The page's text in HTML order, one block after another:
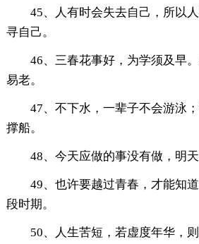
45、人有时会失去自己，所以
寻自己。
46、三春花事好，为学须及早
易老。
47、不下水，一辈子不会游泳
撑船。
48、今天应做的事没有做，明
49、也许要越过青春，才能知
段时期。
50、人生苦短，若虚度年华，